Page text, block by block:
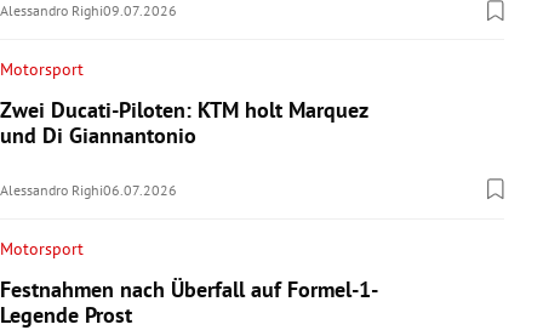
Alessandro Righi09.07.2026
Motorsport
Zwei Ducati-Piloten: KTM holt Marquez
und Di Giannantonio
Alessandro Righi06.07.2026
Motorsport
Festnahmen nach Überfall auf Formel-1-
Legende Prost